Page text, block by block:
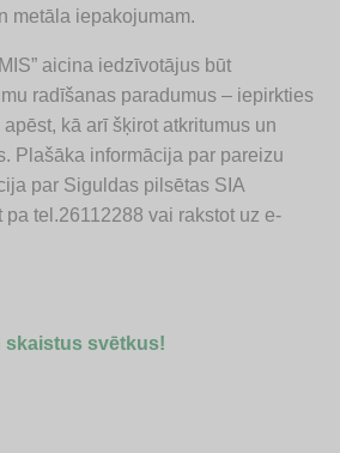
metāla iepakojumam.
aicina iedzīvotājus būt
radīšanas paradumus – iepirkties
kā arī šķirot atkritumus un
Plašāka informācija par pareizu
par Siguldas pilsētas SIA
pa tel.26112288 vai rakstot uz e-
skaistus svētkus!